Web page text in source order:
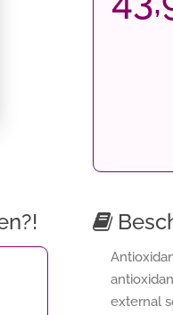
external